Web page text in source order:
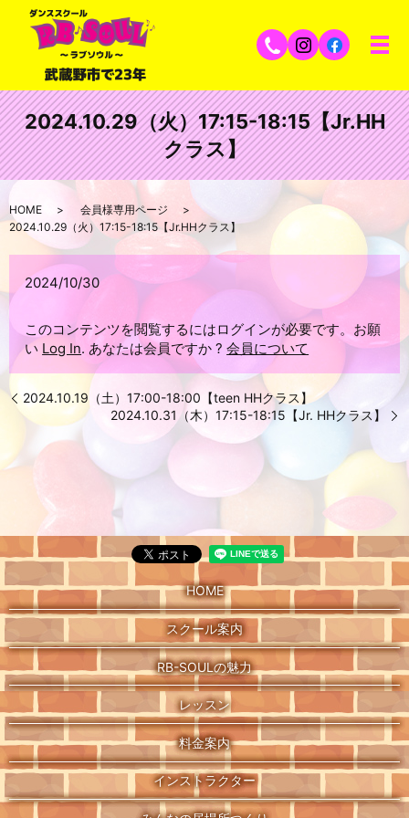
2024.10.29（火）17:15-18:15【Jr.HH
クラス】
HOME
会員様専用ページ
2024.10.29（火）17:15-18:15【Jr.HHクラス】
2024/10/30
このコンテンツを閲覧するにはログインが必要です。お願
い Log In. あなたは会員ですか ?会員について
2024.10.19（土）17:00-18:00【teen HHクラス】
2024.10.31（木）17:15-18:15【Jr. HHクラス】
HOME
スクール案内
RB-SOULの魅力
レッスン
料金案内
インストラクター